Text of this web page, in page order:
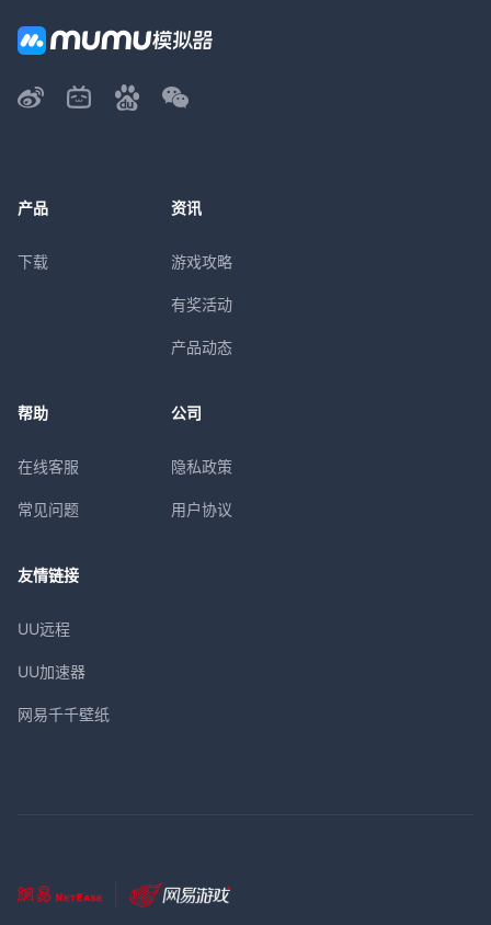
产品
下载
资讯
游戏攻略
有奖活动
产品动态
帮助
在线客服
常见问题
公司
隐私政策
用户协议
友情链接
UU远程
UU加速器
网易千千壁纸